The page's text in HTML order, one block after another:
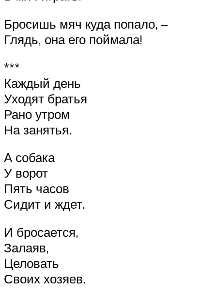
Бросишь мяч куда попало, –
Глядь, она его поймала!
***
Каждый день
Уходят братья
Рано утром
На занятья.
А собака
У ворот
Пять часов
Сидит и ждет.
И бросается,
Залаяв,
Целовать
Своих хозяев.